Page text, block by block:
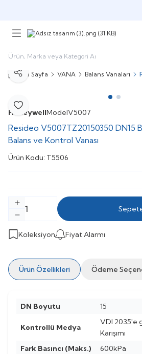
Ana Sayfa VANA Balans Vanaları
Favoriye Ekle
Paylaş
HoneywellModelV5007
Resideo V5007TZ20150350 DN15
Balans ve Kontrol Vanası
Ürün Kodu: T5506
Koleksiyon Fiyat Alarmı
Ürün Özellikleri Ödeme
DN Boyutu 15
Kontrollü Medya
VDI 2035'e
Karışımı
Fark Basıncı (Maks.)
600kPa